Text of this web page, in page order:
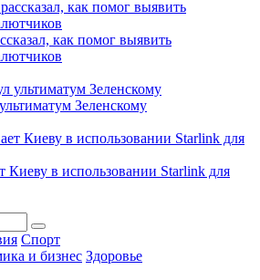
как помог выявить
Зеленскому
в использовании Starlink для
Спорт
и бизнес Здоровье